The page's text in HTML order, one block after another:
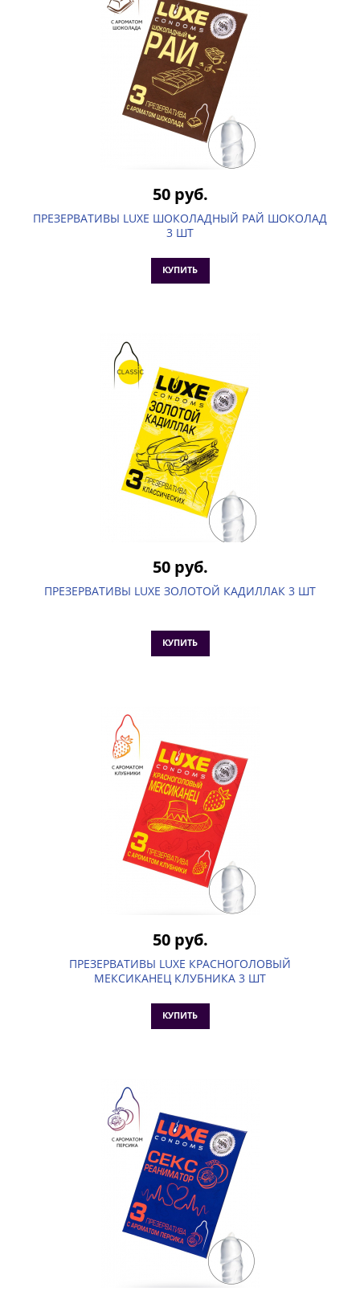
50 руб.
ПРЕЗЕРВАТИВЫ LUXE ШОКОЛАДНЫЙ РАЙ ШОКОЛАД
3 ШТ
КУПИТЬ
50 руб.
ПРЕЗЕРВАТИВЫ LUXE ЗОЛОТОЙ КАДИЛЛАК 3 ШТ
КУПИТЬ
50 руб.
ПРЕЗЕРВАТИВЫ LUXE КРАСНОГОЛОВЫЙ
МЕКСИКАНЕЦ КЛУБНИКА 3 ШТ
КУПИТЬ